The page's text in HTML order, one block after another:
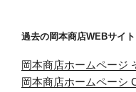
過去の岡本商店WEBサイト
岡本商店ホームページ
岡本商店ホームペーシ